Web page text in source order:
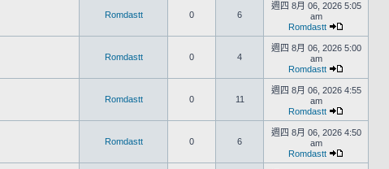
Romdastt 0 6
週四 8月 06, 2026 5:05
am
Romdastt
Romdastt 0 4
週四 8月 06, 2026 5:00
am
Romdastt
Romdastt 0 11
週四 8月 06, 2026 4:55
am
Romdastt
Romdastt 0 6
週四 8月 06, 2026 4:50
am
Romdastt